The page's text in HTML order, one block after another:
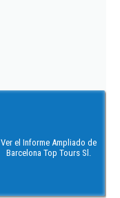
Ver el Informe Ampliado de
Barcelona Top Tours Sl.